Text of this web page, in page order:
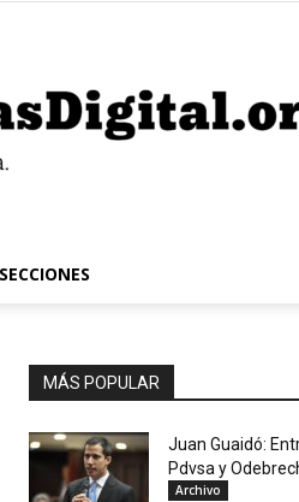
SECCIONES
MÁS POPULAR
Juan Guaidó:
Pdvsa y
Archivo